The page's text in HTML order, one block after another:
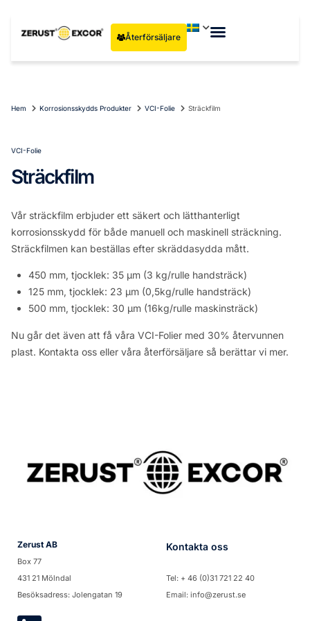
Återförsäljare
Hem Korrosionsskydds Produkter VCI-Folie Sträckfilm
VCI-Folie
Sträckfilm
Vår sträckfilm erbjuder ett säkert och lätthanterligt
korrosionsskydd för både manuell och maskinell sträckning.
Sträckfilmen kan beställas efter skräddasydda mått.
450 mm, tjocklek: 35 µm (3 kg/rulle handsträck)
125 mm, tjocklek: 23 µm (0,5kg/rulle handsträck)
500 mm, tjocklek: 30 µm (16kg/rulle maskinsträck)
Nu går det även att få våra VCI-Folier med 30% återvunnen
plast. Kontakta oss eller våra återförsäljare så berättar vi mer.
Zerust AB
Box 77
431 21 Mölndal
Besöksadress: Jolengatan 19
Kontakta oss
Tel: + 46 (0)31 721 22 40
Email: info@zerust.se